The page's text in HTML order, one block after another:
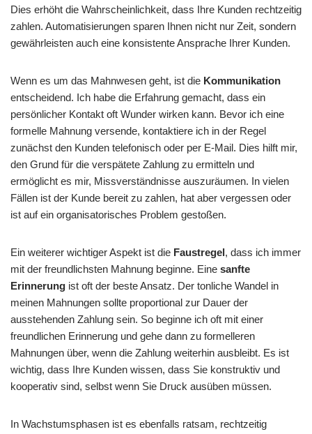
Dies erhöht die Wahrscheinlichkeit, dass Ihre Kunden rechtzeitig
zahlen. Automatisierungen sparen Ihnen nicht nur Zeit, sondern
gewährleisten auch eine konsistente Ansprache Ihrer Kunden.
Wenn es um das Mahnwesen geht, ist die Kommunikation
entscheidend. Ich habe die Erfahrung gemacht, dass ein
persönlicher Kontakt oft Wunder wirken kann. Bevor ich eine
formelle Mahnung versende, kontaktiere ich in der Regel
zunächst den Kunden telefonisch oder per E-Mail. Dies hilft mir,
den Grund für die verspätete Zahlung zu ermitteln und
ermöglicht es mir, Missverständnisse auszuräumen. In vielen
Fällen ist der Kunde bereit zu zahlen, hat aber vergessen oder
ist auf ein organisatorisches Problem gestoßen.
Ein weiterer wichtiger Aspekt ist die Faustregel, dass ich immer
mit der freundlichsten Mahnung beginne. Eine sanfte
Erinnerung ist oft der beste Ansatz. Der tonliche Wandel in
meinen Mahnungen sollte proportional zur Dauer der
ausstehenden Zahlung sein. So beginne ich oft mit einer
freundlichen Erinnerung und gehe dann zu formelleren
Mahnungen über, wenn die Zahlung weiterhin ausbleibt. Es ist
wichtig, dass Ihre Kunden wissen, dass Sie konstruktiv und
kooperativ sind, selbst wenn Sie Druck ausüben müssen.
In Wachstumsphasen ist es ebenfalls ratsam, rechtzeitig